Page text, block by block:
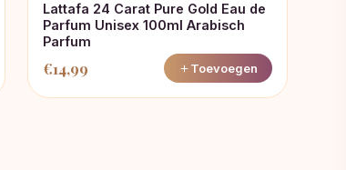
Lattafa 24 Carat Pure Gold Eau de
Parfum Unisex 100ml Arabisch
Parfum
€14,99 Toevoegen